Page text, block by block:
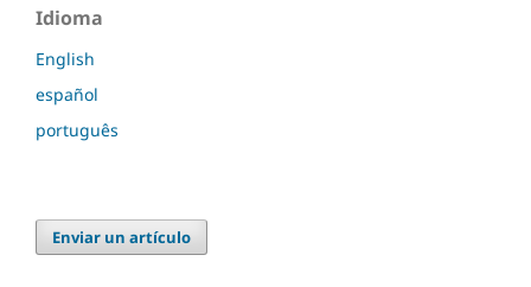
Idioma
English
español
português
Enviar un artículo